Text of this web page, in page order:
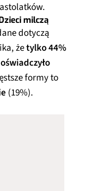
milczą
dotyczą
żetylko 44%
formy to
(19%).